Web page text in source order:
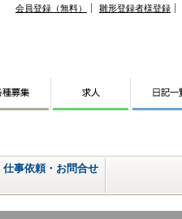
会員登録（無料） 雛形登録者様登録
仕事依頼・お問合せ